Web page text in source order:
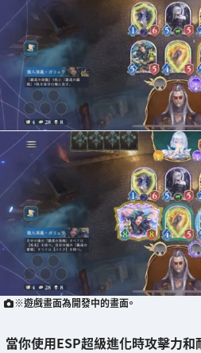
※遊戲畫面為開發中的畫面。
當你使用ESP超級進化時攻擊力和